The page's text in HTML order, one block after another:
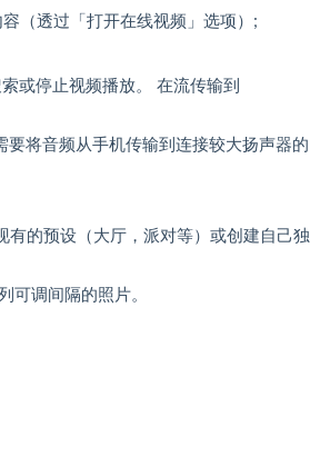
（透过「打开在线视频」选项）;
或停止视频播放。 在流传输到
要将音频从手机传输到连接较大扬声器的
的预设（大厅，派对等）或创建自己独
可调间隔的照片。